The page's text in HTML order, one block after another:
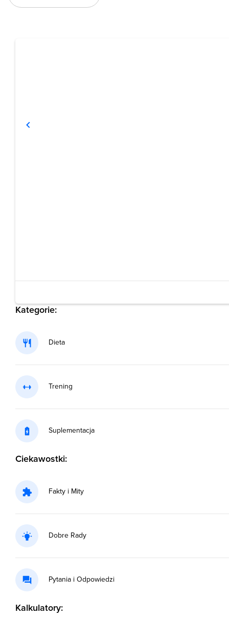
Kategorie:
Dieta
Trening
Suplementacja
Ciekawostki:
Fakty i Mity
Dobre Rady
Pytania i Odpowiedzi
Kalkulatory: